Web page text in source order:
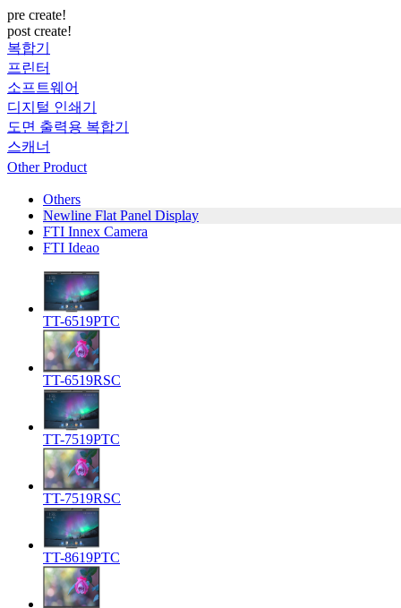
pre create!
post create!
복합기
프린터
소프트웨어
디지털 인쇄기
도면 출력용 복합기
스캐너
Other Product
Others
Newline Flat Panel Display
FTI Innex Camera
FTI Ideao
TT-6519PTC
TT-6519RSC
TT-7519PTC
TT-7519RSC
TT-8619PTC